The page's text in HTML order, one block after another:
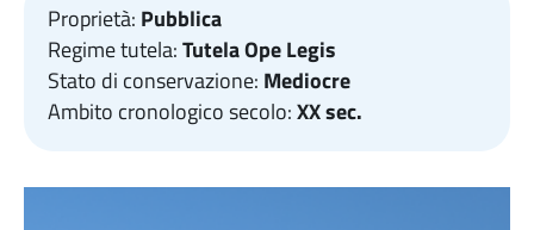
Proprietà: Pubblica
Regime tutela:Tutela Ope Legis
Stato di conservazione: Mediocre
Ambito cronologico secolo:XX sec.